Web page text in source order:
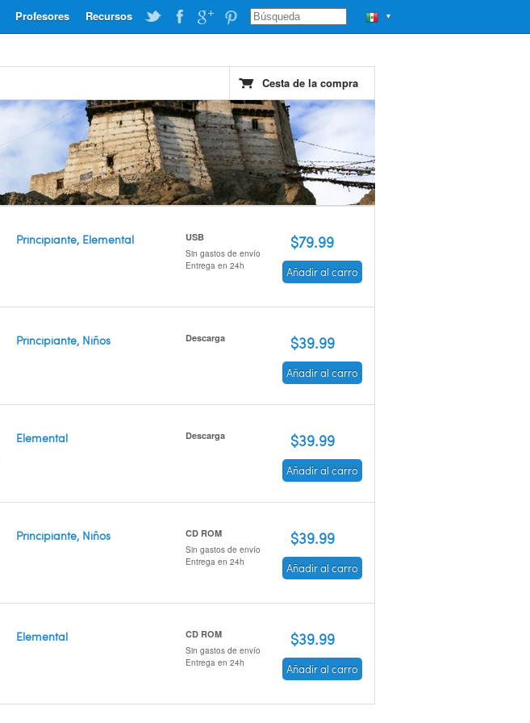
▼
Recursos
Profesores
Cesta de la compra
Principiante, Elemental USB
Sin gastos de envío
Entrega en 24h
$79.99
Añadir al carro
Principiante, Niños Descarga $39.99
Añadir al carro
Elemental Descarga $39.99
Añadir al carro
Principiante, Niños CD ROM
Sin gastos de envío
Entrega en 24h
$39.99
Añadir al carro
Elemental CD ROM
Sin gastos de envío
Entrega en 24h
$39.99
Añadir al carro